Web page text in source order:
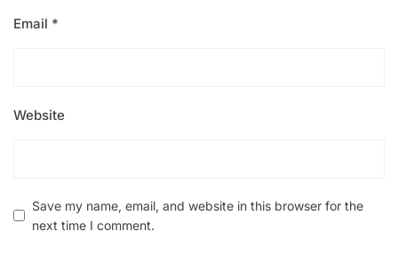
Email *
Website
Save my name, email, and website in this browser for the
next time I comment.